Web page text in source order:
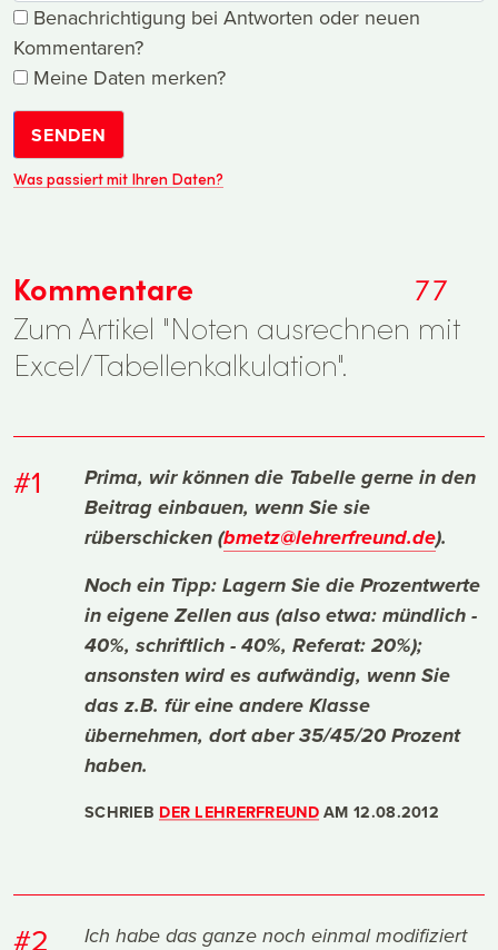
Benachrichtigung bei Antworten oder neuen
Kommentaren?
Meine Daten merken?
SENDEN
Was passiert mit Ihren Daten?
Kommentare
77
Zum Artikel "Noten ausrechnen mit
Excel/Tabellenkalkulation".
#1
Prima, wir können die Tabelle gerne in den
Beitrag einbauen, wenn Sie sie
rüberschicken (bmetz@lehrerfreund.de).
Noch ein Tipp: Lagern Sie die Prozentwerte
in eigene Zellen aus (also etwa: mündlich -
40%, schriftlich - 40%, Referat: 20%);
ansonsten wird es aufwändig, wenn Sie
das z.B. für eine andere Klasse
übernehmen, dort aber 35/45/20 Prozent
haben.
SCHRIEB DER LEHRERFREUNDAM12.08.2012
#2 Ich habe das ganze noch einmal modifiziert